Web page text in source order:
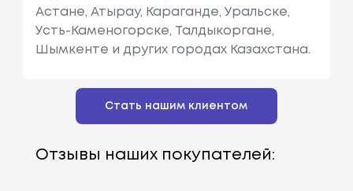
Астане, Атырау, Караганде, Уральске,
Усть-Каменогорске, Талдыкоргане,
Шымкенте и других городах Казахстана.
Стать нашим клиентом
Отзывы наших покупателей: